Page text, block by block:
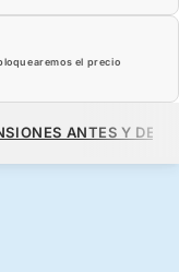
el precio
ANTES Y